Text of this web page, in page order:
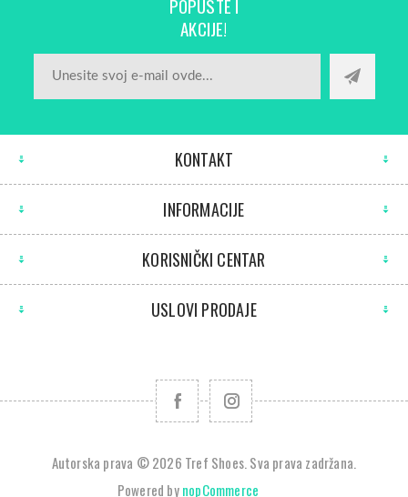
POPUSTE I
AKCIJE!
KONTAKT
INFORMACIJE
KORISNIČKI CENTAR
USLOVI PRODAJE
Autorska prava © 2026 Tref Shoes. Sva prava zadržana.
Powered bynopCommerce